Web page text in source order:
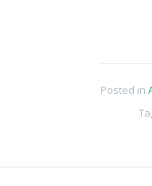
Posted in